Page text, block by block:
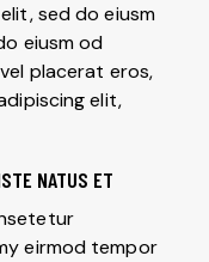
sed do eiusm
eiusm od
placerat eros,
elit,
NATUS ET
eirmod tempor